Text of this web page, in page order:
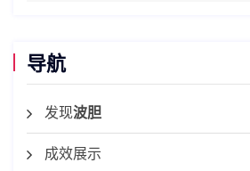
导航
发现波胆
成效展示